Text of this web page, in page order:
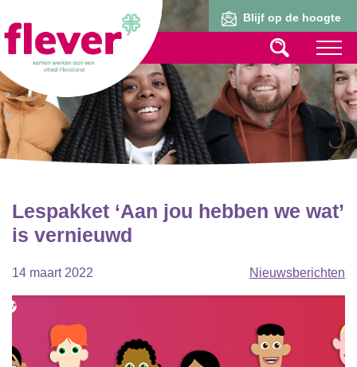
Blijf op de hoogte
Lespakket ‘Aan jou hebben we wat’
is vernieuwd
14 maart 2022 Nieuwsberichten